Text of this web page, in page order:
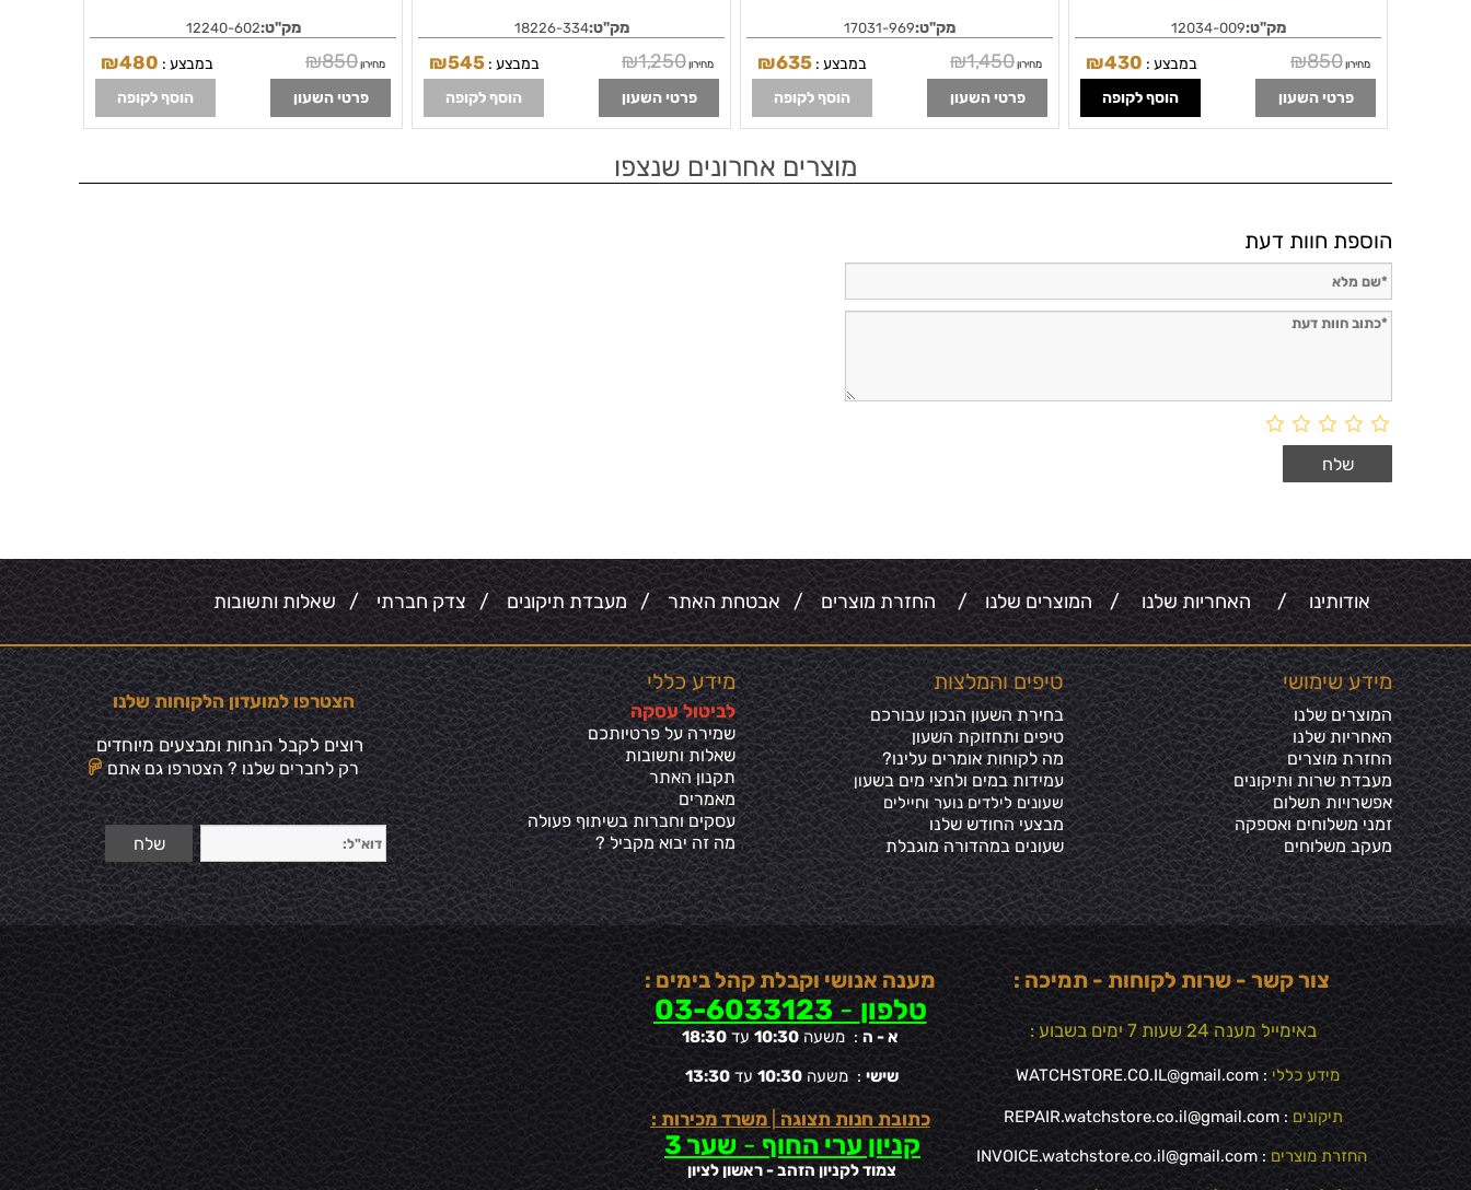
מק"ט:12034-009
מחירון ₪850 במבצע : ₪430
פרטי השעון הוסף לקופה
מק"ט:17031-969
מחירון ₪1,450 במבצע : ₪635
פרטי השעון הוסף לקופה
מק"ט:18226-334
מחירון ₪1,250 במבצע : ₪545
פרטי השעון הוסף לקופה
מק"ט:12240-602
מחירון ₪850 במבצע : ₪480
פרטי השעון הוסף לקופה
מוצרים אחרונים שנצפו
הוספת חוות דעת
אודותינו /האחריות שלנו /המוצרים שלנו /החזרת מוצרים/ אבטחת האתר/מעבדת תיקונים/צדק חברתי / שאלות ותשובות
מידע שימושי
המוצרים שלנו
האחריות שלנו
החזרת מוצרים
מעבדת שרות ותיקונים
אפשרויות תשלום
זמני משלוחים ואספקה
מעקב משלוחים
טיפים והמלצות
בחירת השעון הנכון עבורכם
טיפים ותחזוקת השעון
מה לקוחות אומרים עלינו?
עמידות במים ולחצי מים בשעון
שעונים לילדים נוער וחיילים
מבצעי החודש שלנו
שעונים במהדורה מוגבלת
מידע כללי
לביטול עסקה
שמירה על פרטיותכם
שאלות ותשובות
תקנון האתר
מאמרים
עסקים וחברות בשיתוף פעולה
מה זה יבוא מקביל ?
הצטרפו למועדון הלקוחות שלנו
רוצים לקבל הנחות ומבצעים מיוחדים
רק לחברים שלנו ? הצטרפו גם אתם
צור קשר - שרות לקוחות - תמיכה :
באימייל מענה 24 שעות 7 ימים בשבוע :
מידע כללי :
WATCHSTORE.CO.IL@gmail.com
תיקונים : REPAIR.watchstore.co.il@gmail.com
החזרת מוצרים :
INVOICE.watchstore.co.il@gmail.com
מענה אנושי וקבלת קהל בימים :
טלפון-
03-6033123
א - ה : משעה 10:30 עד 18:30
שישי : משעה10:30 עד13:30
כתובת חנות תצוגה |משרד מכירות :
קניון ערי החוף - שער 3
צמוד לקניון הזהב - ראשון לציון